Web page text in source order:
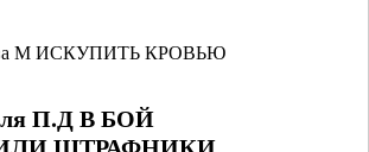
М ИСКУПИТЬ КРОВЬЮ
П.Д В БОЙ